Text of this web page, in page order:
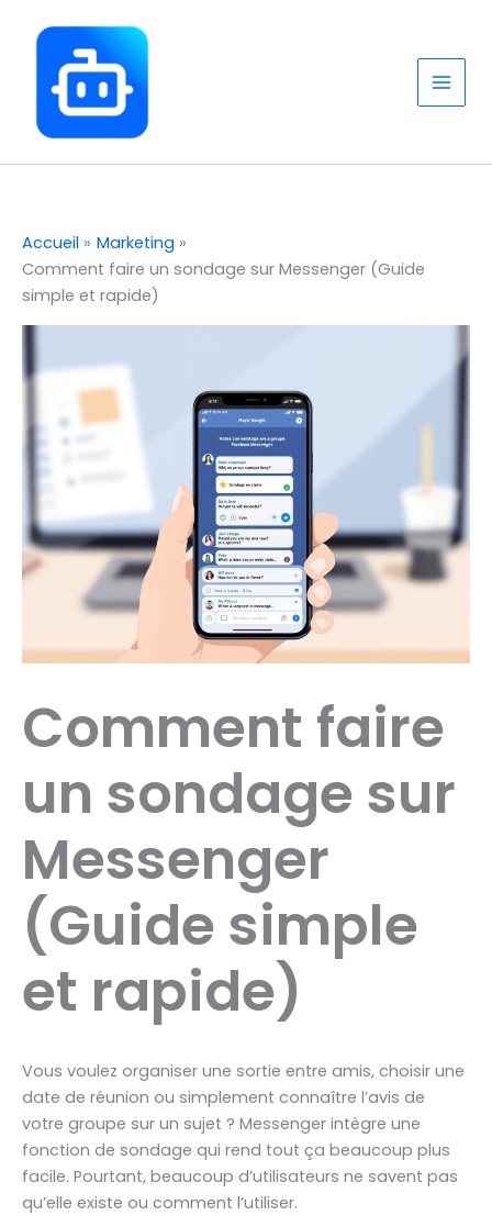
contenu
Accueil
Marketing
Comment faire un sondage sur Messenger (Guide
simple et rapide)
Comment faire
un sondage sur
Messenger
(Guide simple
et rapide)
Vous voulez organiser une sortie entre amis, choisir une
date de réunion ou simplement connaître l’avis de
votre groupe sur un sujet ? Messenger intègre une
fonction de sondage qui rend tout ça beaucoup plus
facile. Pourtant, beaucoup d’utilisateurs ne savent pas
qu’elle existe ou comment l’utiliser.